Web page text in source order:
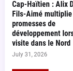
Cap-Haïtien : Alix
Fils-Aimé
promesses de
développement
visite dans le Nord
July 31, 2026